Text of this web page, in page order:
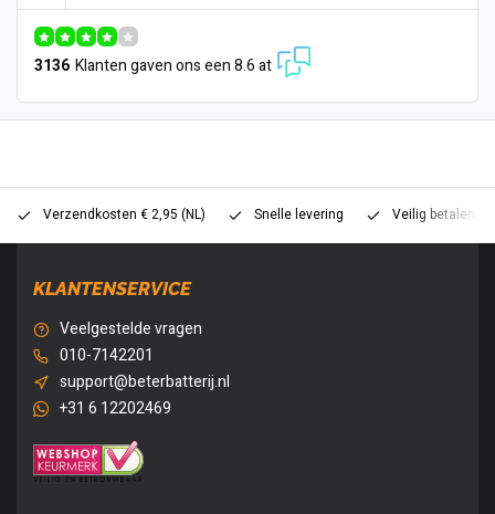
3136 Klanten gaven ons een 8.6 at
Verzendkosten € 2,95 (NL) Snelle levering Veilig betalen
KLANTENSERVICE
Veelgestelde vragen
010-7142201
support@beterbatterij.nl
+31 6 12202469